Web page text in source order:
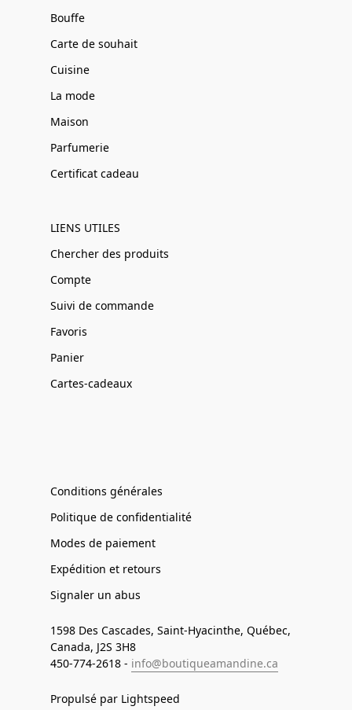
Bouffe
Carte de souhait
Cuisine
La mode
Maison
Parfumerie
Certificat cadeau
LIENS UTILES
Chercher des produits
Compte
Suivi de commande
Favoris
Panier
Cartes-cadeaux
Conditions générales
Politique de confidentialité
Modes de paiement
Expédition et retours
Signaler un abus
1598 Des Cascades, Saint-Hyacinthe, Québec,
Canada, J2S 3H8
450-774-2618 - info@boutiqueamandine.ca
Propulsé par Lightspeed